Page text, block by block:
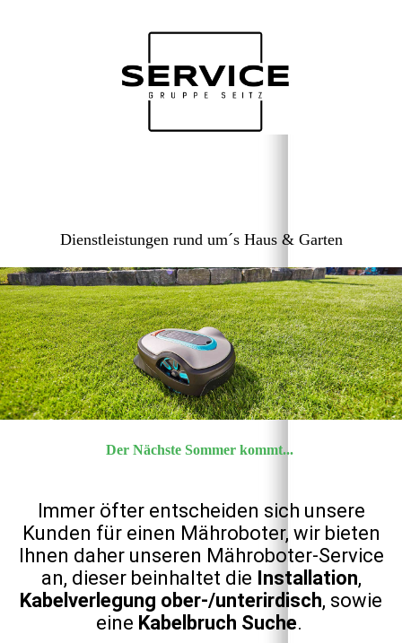
Dienstleistungen rund um´s Haus & Garten
Der Nächste Sommer kommt...
Immer öfter entscheiden sich unsere
Kunden für einen Mähroboter, wir bieten
Ihnen daher unseren Mähroboter-Service
an, dieser beinhaltet die Installation,
Kabelverlegung ober-/unterirdisch, sowie
eine Kabelbruch Suche.